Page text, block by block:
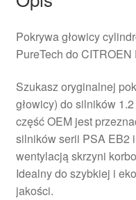
Pokrywa głowicy
PureTech do CITROEN
Szukasz oryginalnej
głowicy) do silników
część OEM jest
silników serii PSA EB2
wentylacją skrzyni
Idealny do szybkiej i
jakości.